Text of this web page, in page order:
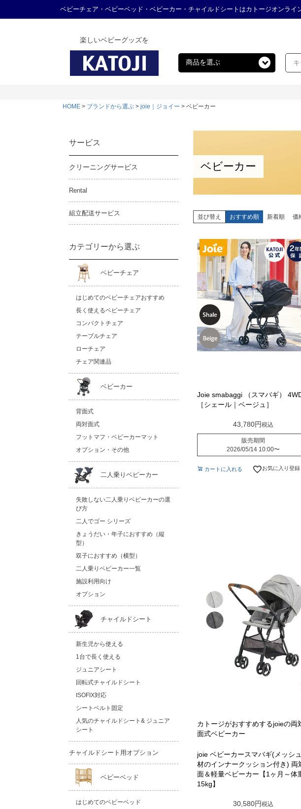
ベビーチェア・ベビーベッド・ベビーカー・チャイルドシートはカトージオンライ
楽しいベビーグッズを
商品を選ぶ
HOME ブランドから選ぶ joie｜ジョイー ベビーカー
サービス
クリーニングサービス
Rental
組立配送サービス
カテゴリーから選ぶ
ベビーチェア
はじめてのベビーチェアおすすめ
長く使えるベビーチェア
コンパクトチェア
テーブルチェア
ローチェア
チェア関連品
ベビーカー
背面式
両対面式
フットマフ・ベビーカーマット
オプション・その他
二人乗りベビーカー
失敗しない二人乗りベビーカーの選
び方
二人でゴー シリーズ
きょうだい・年子におすすめ（縦
型）
双子におすすめ（横型）
二人乗りベビーカー一覧
施設利用向け
オプション
チャイルドシート
新生児から使える
1台で長く使える
ジュニアシート
回転式チャイルドシート
ISOFIX対応
シートベルト固定
人気のチャイルドシート& ジュニア
シート
チャイルドシート用オプション
ベビーベッド
はじめてのベビーベッド
ベビーカー
並び替え おすすめ順 新着順 価
Joie smabaggi （スマバギ）
［シェール｜ベージュ］
43,780 税込
販売期間
2026/05/14 10:00〜
カートに入れる お気に入り登録
カトージがおすすめするjoieの両
面式ベビーカー
joie ベビーカースマバギ(メッシ
材のインナークッション付き) 両
面＆軽量ベビーカー【1ヶ月～体
15kg】
30,580 税込